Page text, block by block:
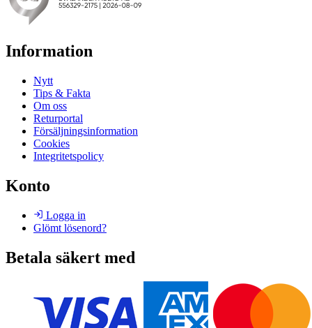
Information
Nytt
Tips & Fakta
Om oss
Returportal
Försäljningsinformation
Cookies
Integritetspolicy
Konto
Logga in
Glömt lösenord?
Betala säkert med